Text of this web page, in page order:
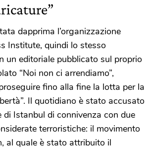
dapprima l’organizzazione
Institute, quindi lo stesso
un editoriale pubblicato sul proprio
“Noi non ci arrendiamo”,
fino alla fine la lotta per la
Il quotidiano è stato accusato
di Istanbul di connivenza con due
terroristiche: il movimento
al quale è stato attribuito il